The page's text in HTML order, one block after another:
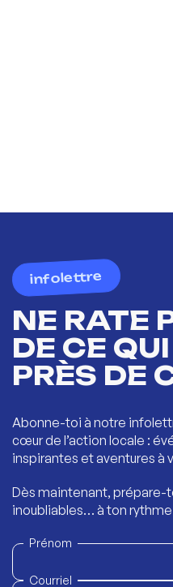
infolettre
NE RATE
DE CE
PRÈS DE
Abonne-toi à notre
cœur de l’action locale :
inspirantes et aventures à
Dès maintenant, prépare-
inoubliables… à ton
Prénom
Courriel